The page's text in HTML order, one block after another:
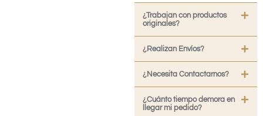
¿Trabajan con productos
originales?
¿Realizan Envíos?
¿Necesita Contactarnos?
¿Cuánto tiempo demora en
llegar mi pedido?